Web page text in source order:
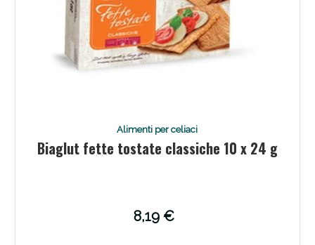
Alimenti per celiaci
Biaglut fette tostate classiche 10 x 24 g
8,19 €